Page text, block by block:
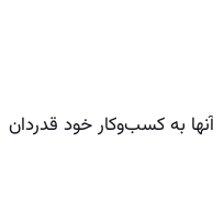
به کسب‌وکار خود قدردان